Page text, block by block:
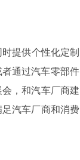
时提供个性化定制
者通过汽车零部件
，和汽车厂商建
满足汽车厂商和消费